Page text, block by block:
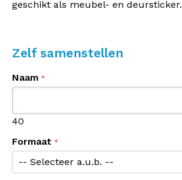
geschikt als meubel- en deursticker.
Zelf samenstellen
Naam
40
Formaat